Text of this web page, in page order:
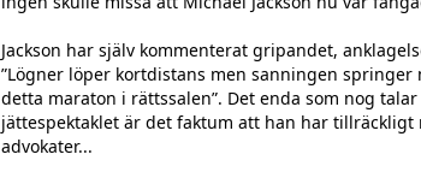
Jackson har själv kommenterat gripandet,
”Lögner löper kortdistans men sanningen
detta maraton i rättssalen”. Det enda som nog
jättespektaklet är det faktum att han har
advokater...